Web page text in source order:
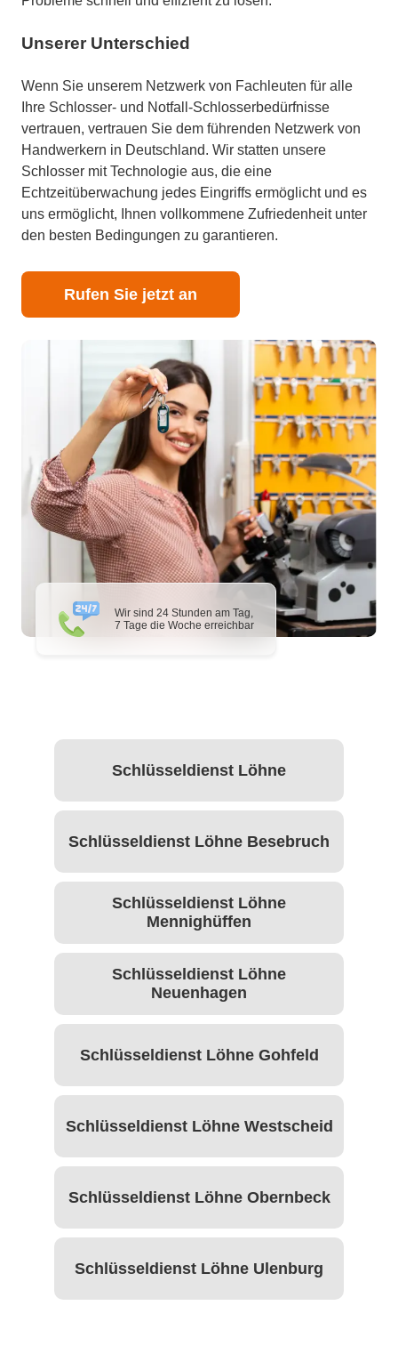
Wir sind 24 Stunden am Tag,
7 Tage die Woche erreichbar
Unserer Unterschied
Wenn Sie unserem Netzwerk von Fachleuten für alle
Ihre Schlosser- und Notfall-Schlosserbedürfnisse
vertrauen, vertrauen Sie dem führenden Netzwerk von
Handwerkern in Deutschland. Wir statten unsere
Schlosser mit Technologie aus, die eine
Echtzeitüberwachung jedes Eingriffs ermöglicht und es
uns ermöglicht, Ihnen vollkommene Zufriedenheit unter
den besten Bedingungen zu garantieren.
Rufen Sie jetzt an
Schlüsseldienst Löhne
Schlüsseldienst Löhne Besebruch
Schlüsseldienst Löhne
Mennighüffen
Schlüsseldienst Löhne
Neuenhagen
Schlüsseldienst Löhne Gohfeld
Schlüsseldienst Löhne Westscheid
Schlüsseldienst Löhne Obernbeck
Schlüsseldienst Löhne Ulenburg